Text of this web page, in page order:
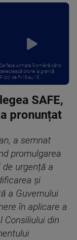
Ce face Armata Română când
detectează drone la graniță.
Piloții de F-16 au 15 ...
SAFE,
pronunțat
a semnat
promulgarea
de urgență a
și
a Guvernului
în aplicare a
Consiliului din